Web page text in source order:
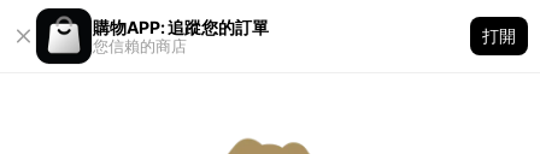
購物APP: 追蹤您的訂單
您信賴的商店
打開